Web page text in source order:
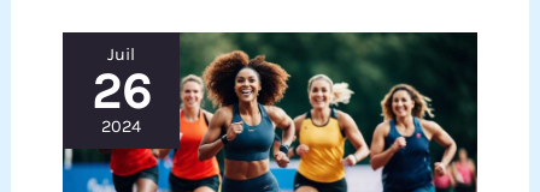
Juil
26
2024